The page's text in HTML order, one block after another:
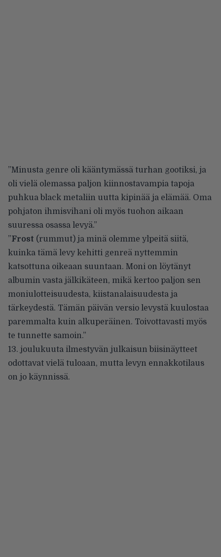
”Minusta genre oli kääntymässä turhan gootiksi, ja
oli vielä olemassa paljon kiinnostavampia tapoja
puhkua black metaliin uutta kipinää ja elämää. Oma
pohjaton ihmisvihani oli myös tuohon aikaan
suuressa osassa levyä.”
”Frost (rummut) ja minä olemme ylpeitä siitä,
kuinka tämä levy kehitti genreä nyttemmin
katsottuna oikeaan suuntaan. Moni on löytänyt
albumin vasta jälkikäteen, mikä kertoo paljon sen
moniulotteisuudesta, kiistanalaisuudesta ja
tärkeydestä. Tämän päivän versio levystä kuulostaa
paremmalta kuin alkuperäinen. Toivottavasti myös
te tunnette samoin.”
13. joulukuuta ilmestyvän julkaisun biisinäytteet
odottavat vielä tuloaan, mutta levyn ennakkotilaus
on jo käynnissä.